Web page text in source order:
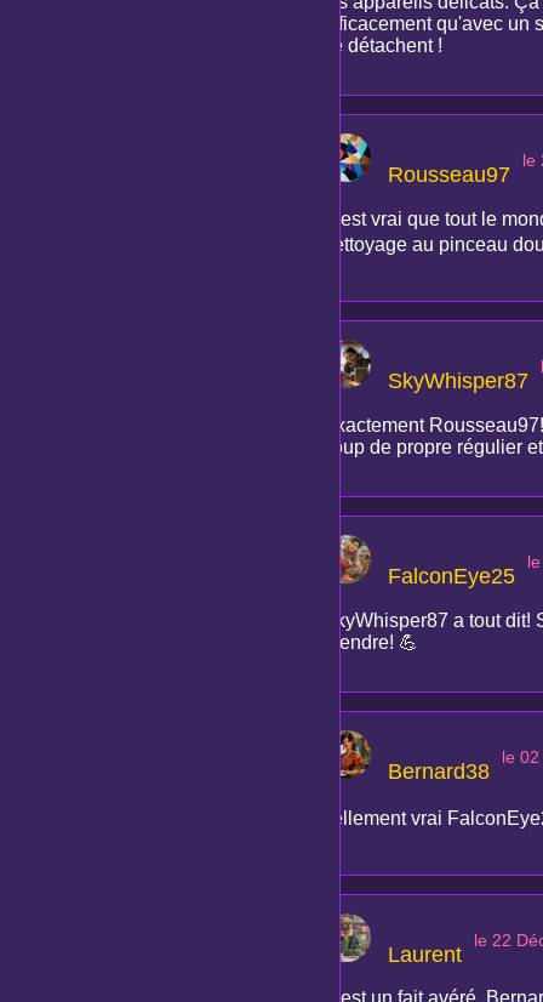
efficacement qu'avec
se détachent !
Rousseau97
le
C'est vrai que tout le
nettoyage au pinceau
SkyWhisper87
Exactement
coup de propre régulier
FalconEye25
SkyWhisper87 a tout
prendre! 💪
Bernard38
le
Tellement vrai
Laurent
le 22
C'est un fait avéré,